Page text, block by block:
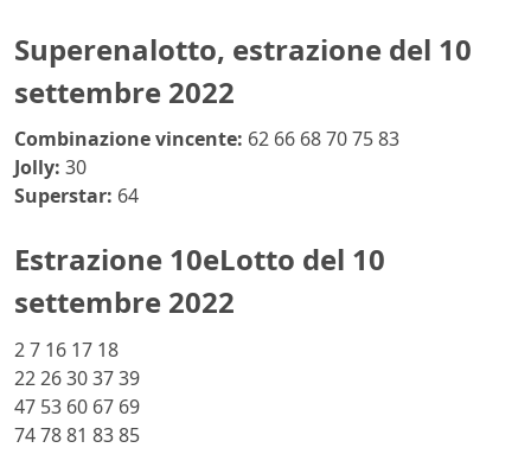
Superenalotto, estrazione del 10
settembre 2022
Combinazione vincente: 62 66 68 70 75 83
Jolly: 30
Superstar: 64
Estrazione 10eLotto del 10
settembre 2022
2 7 16 17 18
22 26 30 37 39
47 53 60 67 69
74 78 81 83 85